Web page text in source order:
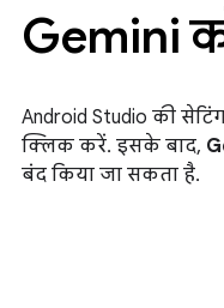
Gemini
Android Studio की
क्लिक करें. इसके बाद,
बंद किया जा सकता है.